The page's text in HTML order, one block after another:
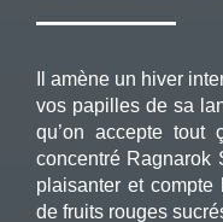
Il amène un hiver
vos papilles de sa
qu’on accepte tout
concentré Ragnarok
plaisanter et
de fruits rouges